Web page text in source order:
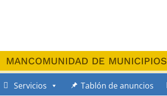
MANCOMUNIDAD DE MUNICIPIOS
Servicios Tablón de anuncios